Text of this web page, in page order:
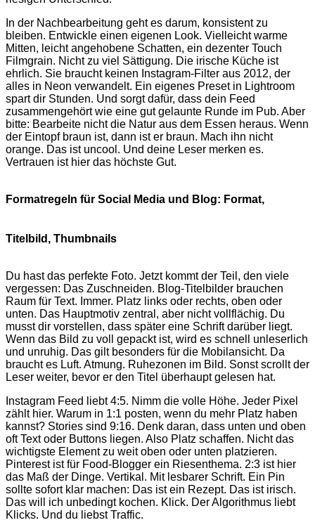
In der Nachbearbeitung geht es darum, konsistent zu
bleiben. Entwickle einen eigenen Look. Vielleicht warme
Mitten, leicht angehobene Schatten, ein dezenter Touch
Filmgrain. Nicht zu viel Sättigung. Die irische Küche ist
ehrlich. Sie braucht keinen Instagram-Filter aus 2012, der
alles in Neon verwandelt. Ein eigenes Preset in Lightroom
spart dir Stunden. Und sorgt dafür, dass dein Feed
zusammengehört wie eine gut gelaunte Runde im Pub. Aber
bitte: Bearbeite nicht die Natur aus dem Essen heraus. Wenn
der Eintopf braun ist, dann ist er braun. Mach ihn nicht
orange. Das ist uncool. Und deine Leser merken es.
Vertrauen ist hier das höchste Gut.
Formatregeln für Social Media und Blog: Format,
Titelbild, Thumbnails
Du hast das perfekte Foto. Jetzt kommt der Teil, den viele
vergessen: Das Zuschneiden. Blog-Titelbilder brauchen
Raum für Text. Immer. Platz links oder rechts, oben oder
unten. Das Hauptmotiv zentral, aber nicht vollflächig. Du
musst dir vorstellen, dass später eine Schrift darüber liegt.
Wenn das Bild zu voll gepackt ist, wird es schnell unleserlich
und unruhig. Das gilt besonders für die Mobilansicht. Da
braucht es Luft. Atmung. Ruhezonen im Bild. Sonst scrollt der
Leser weiter, bevor er den Titel überhaupt gelesen hat.
Instagram Feed liebt 4:5. Nimm die volle Höhe. Jeder Pixel
zählt hier. Warum in 1:1 posten, wenn du mehr Platz haben
kannst? Stories sind 9:16. Denk daran, dass unten und oben
oft Text oder Buttons liegen. Also Platz schaffen. Nicht das
wichtigste Element zu weit oben oder unten platzieren.
Pinterest ist für Food-Blogger ein Riesenthema. 2:3 ist hier
das Maß der Dinge. Vertikal. Mit lesbarer Schrift. Ein Pin
sollte sofort klar machen: Das ist ein Rezept. Das ist irisch.
Das will ich unbedingt kochen. Klick. Der Algorithmus liebt
Klicks. Und du liebst Traffic.